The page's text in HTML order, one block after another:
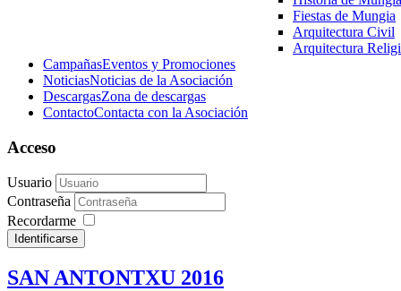
Fiestas de Mungia
Arquitectura Civil
Arquitectura
CampañasEventos y Promociones
NoticiasNoticias de la Asociación
DescargasZona de descargas
ContactoContacta con la Asociación
Acceso
Usuario
Contraseña
Recordarme
Identificarse
SAN ANTONTXU 2016